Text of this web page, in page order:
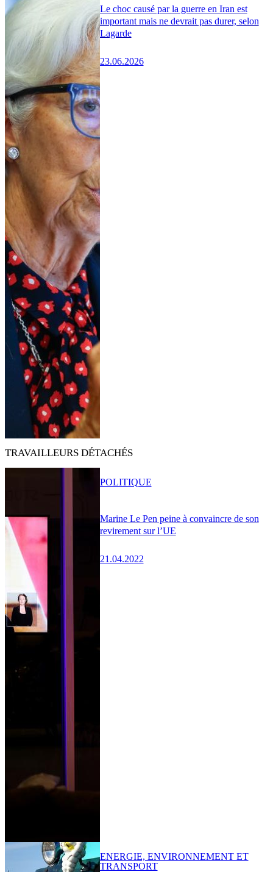
Le choc causé par la guerre en Iran est
important mais ne devrait pas durer, selon
Lagarde
23.06.2026
TRAVAILLEURS DÉTACHÉS
Marine Le Pen peine à convaincre de son
revirement sur l’UE
21.04.2022
POLITIQUE
ENERGIE, ENVIRONNEMENT ET
TRANSPORT